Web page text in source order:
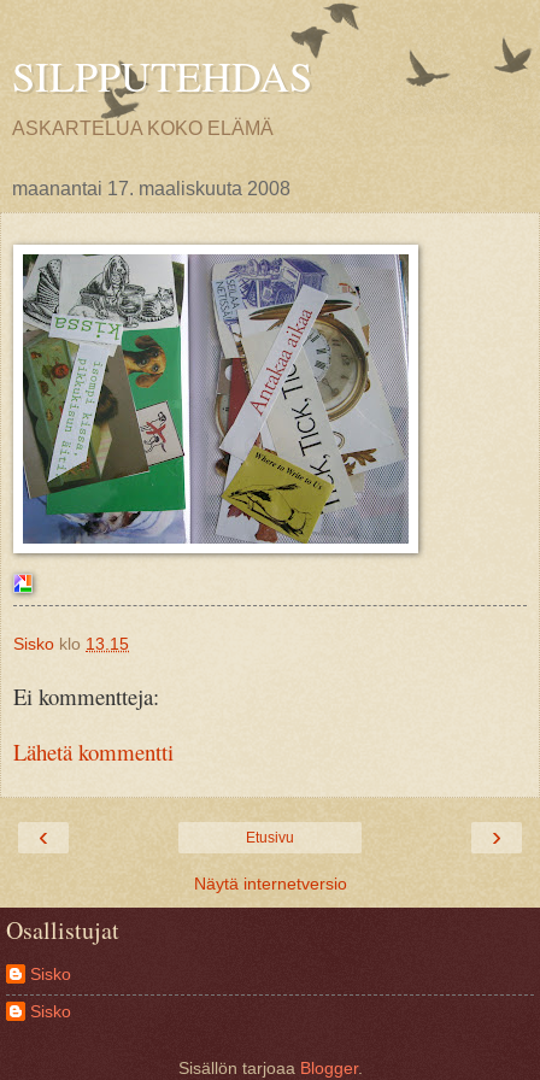
SILPPUTEHDAS
ASKARTELUA KOKO ELÄMÄ
maanantai 17. maaliskuuta 2008
Sisko klo 13.15
Ei kommentteja:
Lähetä kommentti
‹ ›
Etusivu
Näytä internetversio
Osallistujat
Sisko
Sisko
Sisällön tarjoaa Blogger.